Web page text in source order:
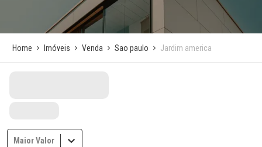
Home Imóveis Venda Sao paulo Jardim america
Maior Valor